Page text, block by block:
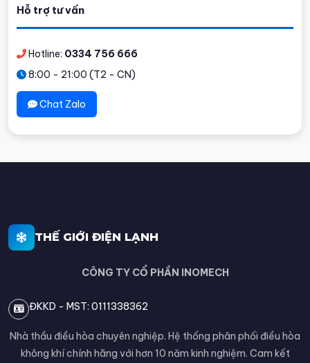
Hỗ trợ tư vấn
Hotline: 0334 756 666
8:00 - 21:00 (T2 - CN)
Chat Zalo
THẾ GIỚI ĐIỆN LẠNH
CÔNG TY CỔ PHẦN INOMECH
ĐKKD - MST: 0111338362
Nhà thầu điều hòa chuyên nghiệp. Hệ thống phân phối điều hòa
không khí chính hãng với hơn 10 năm kinh nghiệm. Cam kết